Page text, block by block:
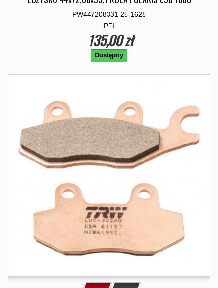
PW447208331 25-1628
PFI
135,00 zł
Dostępny